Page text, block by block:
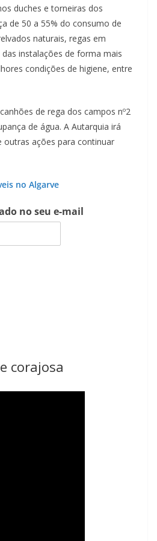
duches e torneiras dos
de 50 a 55% do consumo de
naturais, regas em
instalações de forma mais
condições de higiene, entre
de rega dos campos nº2
de água. A Autarquia irá
ações para continuar
no Algarve
no seu e-mail
corajosa